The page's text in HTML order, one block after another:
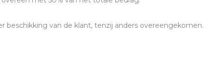
beschikking van de klant, tenzij anders overeengekomen.